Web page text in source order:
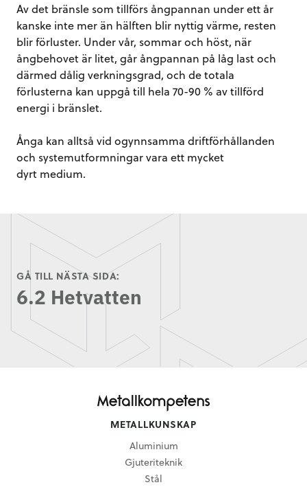
Av det bränsle som tillförs ångpannan under ett år
kanske inte mer än hälften blir nyttig värme, resten
blir förluster. Under vår, sommar och höst, när
ångbehovet är litet, går ångpannan på låg last och
därmed dålig verkningsgrad, och de totala
förlusterna kan uppgå till hela 70-90 % av tillförd
energi i bränslet.
Ånga kan alltså vid ogynnsamma driftförhållanden
och systemutformningar vara ett mycket
dyrt medium.
GÅ TILL NÄSTA SIDA:
6.2 Hetvatten
METALLKUNSKAP
Aluminium
Gjuteriteknik
Stål